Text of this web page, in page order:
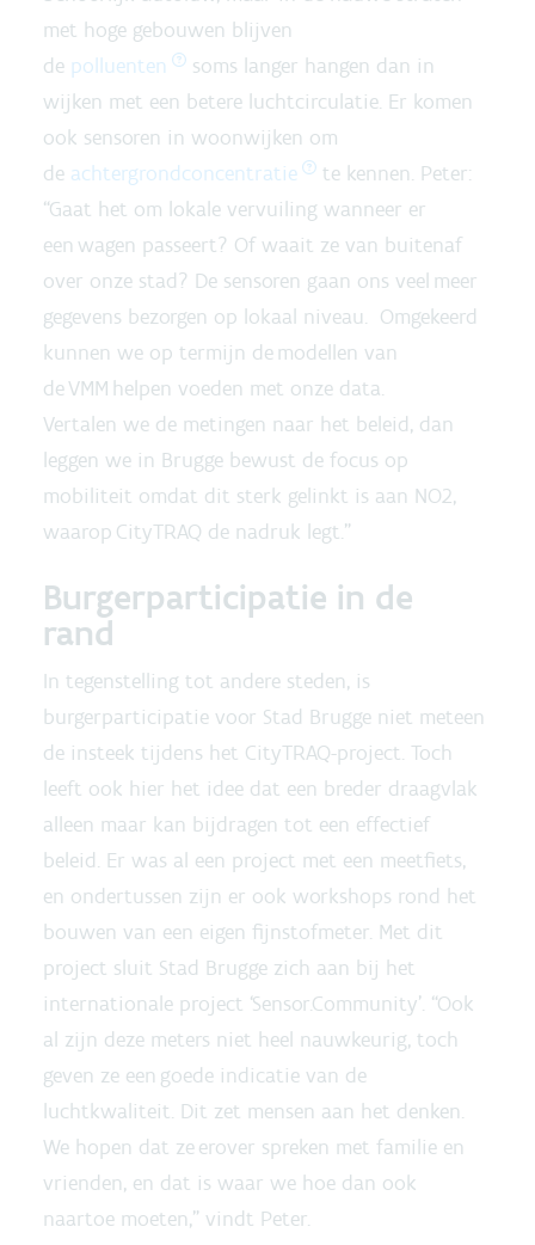
met hoge gebouwen blijven
de polluenten
soms langer hangen dan in
wijken met een betere luchtcirculatie. Er komen
ook sensoren in woonwijken om
de achtergrondconcentratie
te kennen. Peter:
“Gaat het om lokale vervuiling wanneer er
een wagen passeert? Of waait ze van buitenaf
over onze stad? De sensoren gaan ons veel meer
gegevens bezorgen op lokaal niveau. Omgekeerd
kunnen we op termijn de modellen van
de VMM helpen voeden met onze data.
Vertalen we de metingen naar het beleid, dan
leggen we in Brugge bewust de focus op
mobiliteit omdat dit sterk gelinkt is aan NO2,
waarop CityTRAQ de nadruk legt.”
Burgerparticipatie in de
rand
In tegenstelling tot andere steden, is
burgerparticipatie voor Stad Brugge niet meteen
de insteek tijdens het CityTRAQ-project. Toch
leeft ook hier het idee dat een breder draagvlak
alleen maar kan bijdragen tot een effectief
beleid. Er was al een project met een meetfiets,
en ondertussen zijn er ook workshops rond het
bouwen van een eigen fijnstofmeter. Met dit
project sluit Stad Brugge zich aan bij het
internationale project ‘Sensor.Community’. “Ook
al zijn deze meters niet heel nauwkeurig, toch
geven ze een goede indicatie van de
luchtkwaliteit. Dit zet mensen aan het denken.
We hopen dat ze erover spreken met familie en
vrienden, en dat is waar we hoe dan ook
naartoe moeten,” vindt Peter.